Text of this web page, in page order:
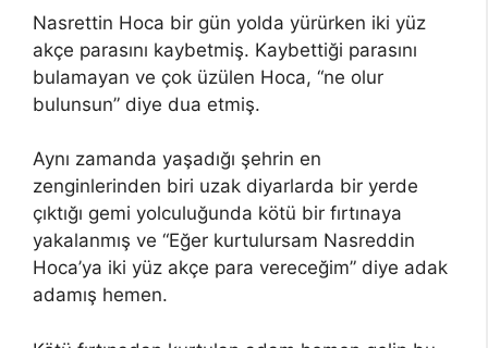
Nasrettin Hoca bir gün yolda yürürken iki yüz
akçe parasını kaybetmiş. Kaybettiği parasını
bulamayan ve çok üzülen Hoca, “ne olur
bulunsun” diye dua etmiş.
Aynı zamanda yaşadığı şehrin en
zenginlerinden biri uzak diyarlarda bir yerde
çıktığı gemi yolculuğunda kötü bir fırtınaya
yakalanmış ve “Eğer kurtulursam Nasreddin
Hoca’ya iki yüz akçe para vereceğim” diye adak
adamış hemen.